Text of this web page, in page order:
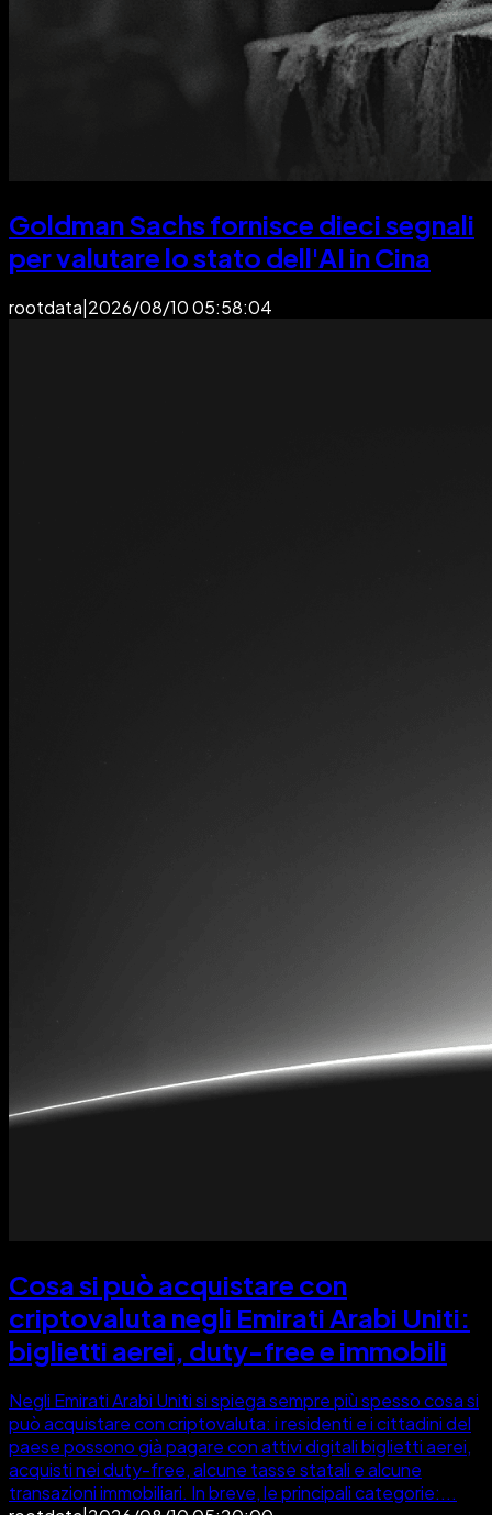
Goldman Sachs fornisce dieci segnali
per valutare lo stato dell'AI in Cina
rootdata 2026/08/10 05:58:04
Cosa si può acquistare con
criptovaluta negli Emirati Arabi Uniti:
biglietti aerei, duty-free e immobili
Negli Emirati Arabi Uniti si spiega sempre più spesso cosa si
può acquistare con criptovaluta: i residenti e i cittadini del
paese possono già pagare con attivi digitali biglietti aerei,
acquisti nei duty-free, alcune tasse statali e alcune
transazioni immobiliari. In breve, le principali categorie:...